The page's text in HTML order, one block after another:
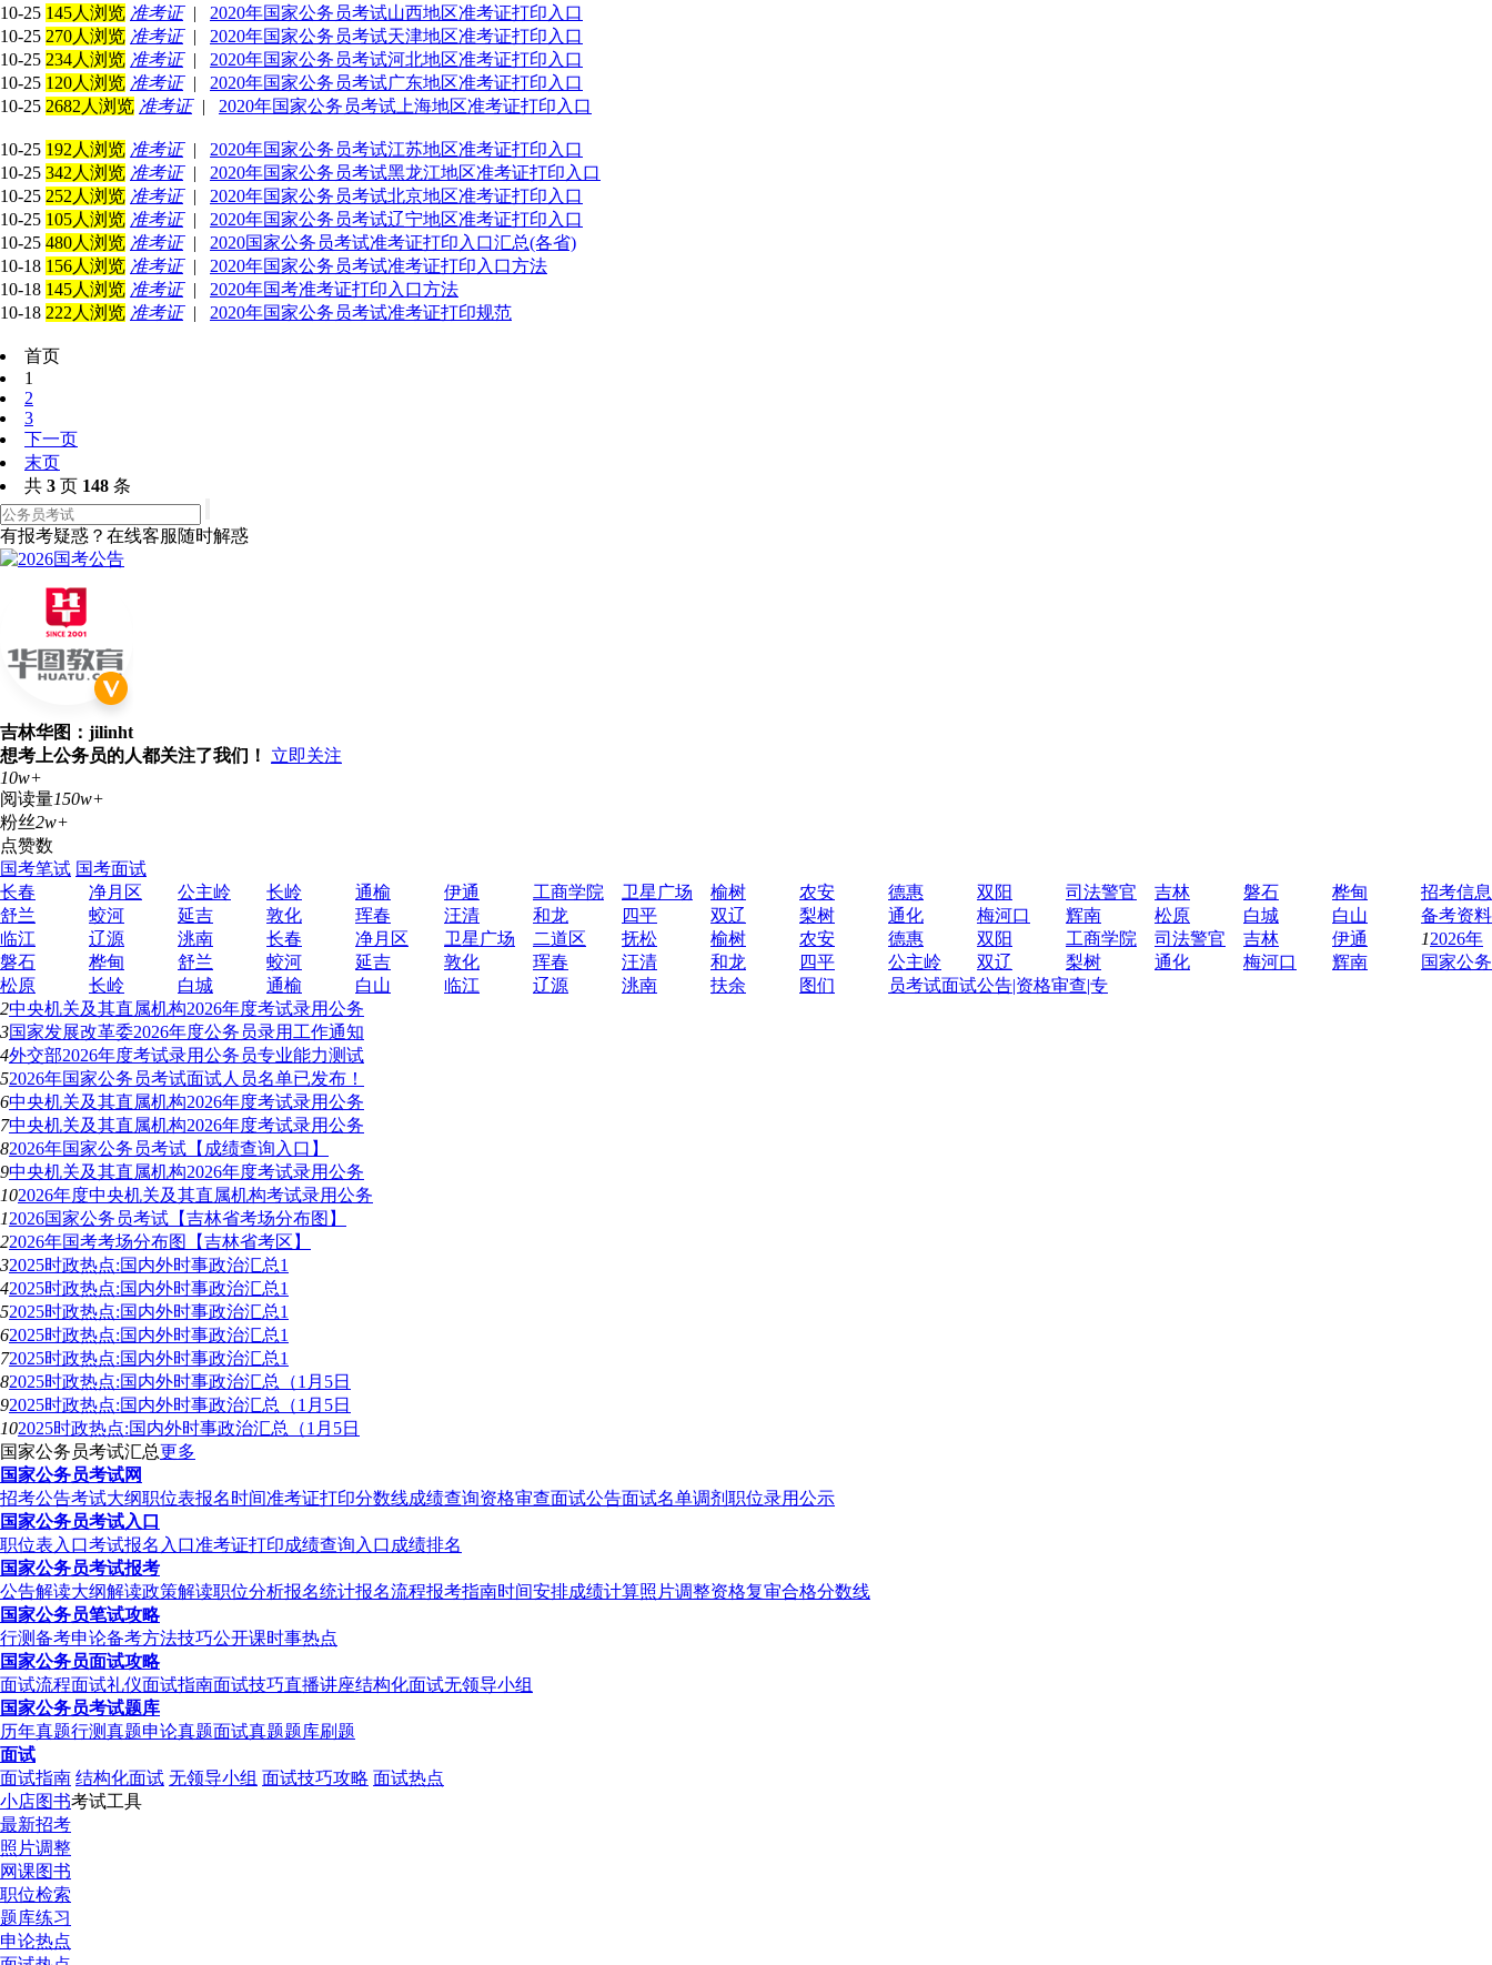
10-25 145人浏览 准考证|
2020年国家公务员考试山西地区准考证打印入口
10-25 270人浏览 准考证|
2020年国家公务员考试天津地区准考证打印入口
10-25 234人浏览 准考证|
2020年国家公务员考试河北地区准考证打印入口
10-25 120人浏览 准考证|
2020年国家公务员考试广东地区准考证打印入口
10-25 2682人浏览 准考证| 2020年国家公务员考试上海地区准考证打印入口
10-25 192人浏览 准考证|
2020年国家公务员考试江苏地区准考证打印入口
10-25 342人浏览 准考证|
2020年国家公务员考试黑龙江地区准考证打印入口
10-25 252人浏览 准考证|
2020年国家公务员考试北京地区准考证打印入口
10-25 105人浏览 准考证|
2020年国家公务员考试辽宁地区准考证打印入口
10-25 480人浏览 准考证|
2020国家公务员考试准考证打印入口汇总(各省)
10-18 156人浏览 准考证|
2020年国家公务员考试准考证打印入口方法
10-18 145人浏览 准考证|
2020年国考准考证打印入口方法
10-18 222人浏览 准考证| 2020年国家公务员考试准考证打印规范
首页
1
2
3
下一页
末页
共 3 页 148 条
有报考疑惑？在线客服随时解惑
吉林华图：jilinht
想考上公务员的人都关注了我们！
立即关注
10w+
阅读量150w+
粉丝2w+
点赞数
国考笔试 国考面试
长春
净月区 公主岭 长岭 通榆 伊通 工商学院 卫星广场 榆树 农安 德惠 双阳 司法警官 吉林 磐石
桦甸
舒兰
蛟河 延吉 敦化 珲春 汪清 和龙 四平 双辽 梨树 通化 梅河口 辉南 松原 白城
白山
临江
辽源 洮南 长春 净月区 卫星广场 二道区 抚松 榆树 农安 德惠 双阳 工商学院 司法警官 吉林
伊通
磐石
桦甸 舒兰 蛟河 延吉 敦化 珲春 汪清 和龙 四平 公主岭 双辽 梨树 通化 梅河口
辉南
松原
长岭 白城 通榆 白山 临江 辽源 洮南 扶余 图们
招考信息
备考资料
12026年
国家公务
员考试面试公告|资格审查|专
2中央机关及其直属机构2026年度考试录用公务
3国家发展改革委2026年度公务员录用工作通知
4外交部2026年度考试录用公务员专业能力测试
52026年国家公务员考试面试人员名单已发布！
6中央机关及其直属机构2026年度考试录用公务
7中央机关及其直属机构2026年度考试录用公务
82026年国家公务员考试【成绩查询入口】
9中央机关及其直属机构2026年度考试录用公务
102026年度中央机关及其直属机构考试录用公务
12026国家公务员考试【吉林省考场分布图】
22026年国考考场分布图【吉林省考区】
32025时政热点:国内外时事政治汇总1
42025时政热点:国内外时事政治汇总1
52025时政热点:国内外时事政治汇总1
62025时政热点:国内外时事政治汇总1
72025时政热点:国内外时事政治汇总1
82025时政热点:国内外时事政治汇总（1月5日
92025时政热点:国内外时事政治汇总（1月5日
102025时政热点:国内外时事政治汇总（1月5日
国家公务员考试汇总更多
国家公务员考试网
招考公告考试大纲职位表报名时间准考证打印分数线成绩查询资格审查面试公告面试名单调剂职位录用公示
国家公务员考试入口
职位表入口考试报名入口准考证打印成绩查询入口 成绩排名
国家公务员考试报考
公告解读大纲解读政策解读职位分析报名统计报名流程报考指南时间安排成绩计算照片调整资格复审合格分数线
国家公务员笔试攻略
行测备考申论备考方法技巧公开课时事热点
国家公务员面试攻略
面试流程面试礼仪面试指南面试技巧直播讲座结构化面试无领导小组
国家公务员考试题库
历年真题行测真题申论真题面试真题题库刷题
面试
面试指南 结构化面试 无领导小组 面试技巧攻略 面试热点
小店图书考试工具
最新招考
照片调整
网课图书
职位检索
题库练习
申论热点